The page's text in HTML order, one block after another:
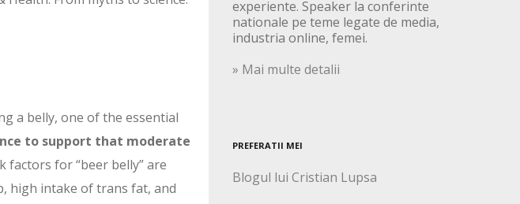
a belly, one of the essential
to support that moderate
factors for “beer belly” are
high intake of trans fat, and
experiente. Speaker la conferinte
nationale pe teme legate de media,
industria online, femei.
» Mai multe detalii
PREFERATII MEI
Blogul lui Cristian Lupsa